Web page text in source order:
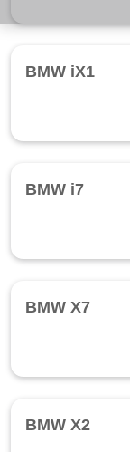
BMW iX1
BMW i7
BMW X7
BMW X2